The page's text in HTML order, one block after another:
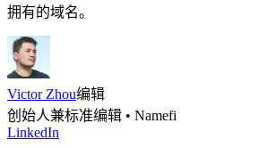
拥有的域名。
Victor Zhou编辑
创始人兼标准编辑 • Namefi
LinkedIn